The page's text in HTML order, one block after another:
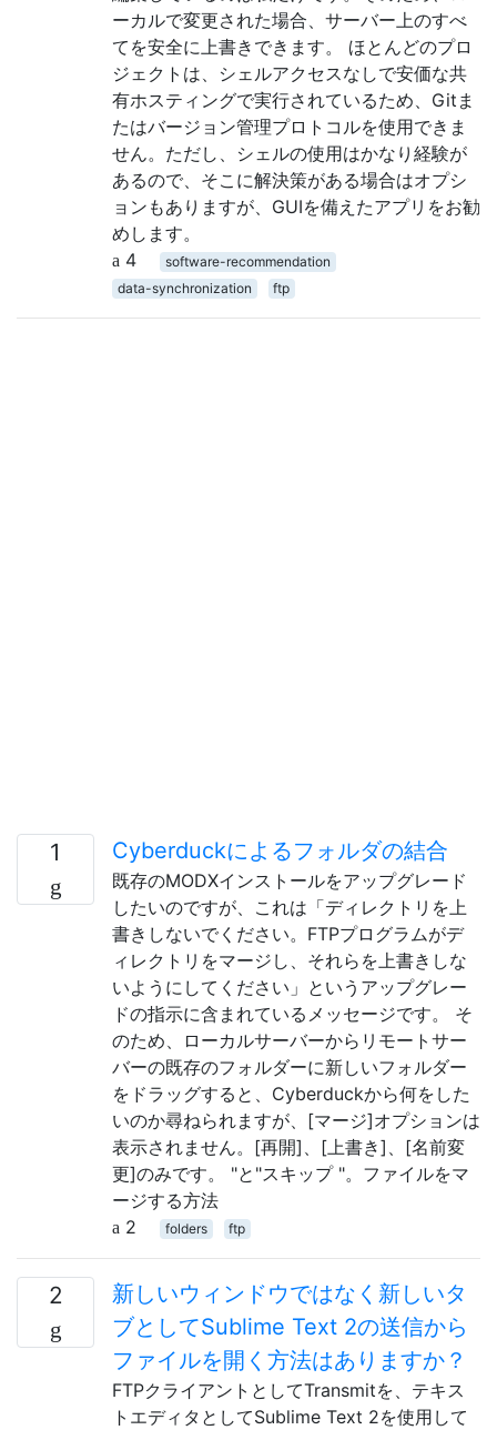
ーカルで変更された場合、サーバー上のすべ
てを安全に上書きできます。 ほとんどのプロ
ジェクトは、シェルアクセスなしで安価な共
有ホスティングで実行されているため、Gitま
たはバージョン管理プロトコルを使用できま
せん。ただし、シェルの使用はかなり経験が
あるので、そこに解決策がある場合はオプシ
ョンもありますが、GUIを備えたアプリをお勧
めします。
4
software-recommendation
data-synchronization
ftp
1 Cyber​​duckによるフォルダの結合
既存のMODXインストールをアップグレード
したいのですが、これは「ディレクトリを上
書きしないでください。FTPプログラムがデ
ィレクトリをマージし、それらを上書きしな
いようにしてください」というアップグレー
ドの指示に含まれているメッセージです。 そ
のため、ローカルサーバーからリモートサー
バーの既存のフォルダーに新しいフォルダー
をドラッグすると、Cyber​​duckから何をした
いのか尋ねられますが、[マージ]オプションは
表示されません。[再開]、[上書き]、[名前変
更]のみです。 "と"スキップ "。ファイルをマ
ージする方法
2
folders ftp
2
新しいウィンドウではなく新しいタ
ブとしてSublime Text 2の送信から
ファイルを開く方法はありますか？
FTPクライアントとしてTransmitを、テキス
トエディタとしてSublime Text 2を使用して